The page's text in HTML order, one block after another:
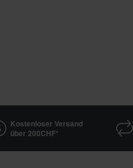
Kostenloser Versand
über 200CHF*